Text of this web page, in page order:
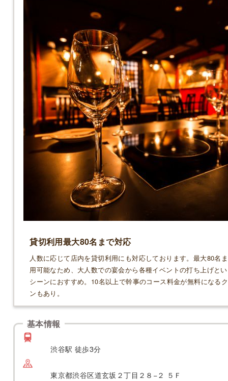
貸切利用最大80名まで対応
人数に応じて店内を貸切利用にも対応しております。最大80名
用可能なため、大人数での宴会から各種イベントの打ち上げと
シーンにおすすめ。10名以上で幹事のコース料金が無料になる
ンもあり。
基本情報
渋谷駅 徒歩3分
東京都渋谷区道玄坂２丁目２８−２ ５Ｆ